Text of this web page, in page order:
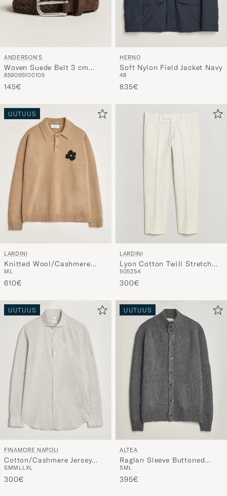
Woven Suede Belt 3 cm
Dark Brown
859095100 105
Soft Nylon Field Jacket Navy
48
UUTUUS
Knitted Wool/Cashmere
Polo Brown
ML
Lyon Cotton Twill Stretch
Trousers White
505254
UUTUUS
Cotton/Cashmere Jersey
Shirt Beige
SM MLLXL
UUTUUS
Raglan Sleeve Buttoned
Cardigan Grey Melange
SML